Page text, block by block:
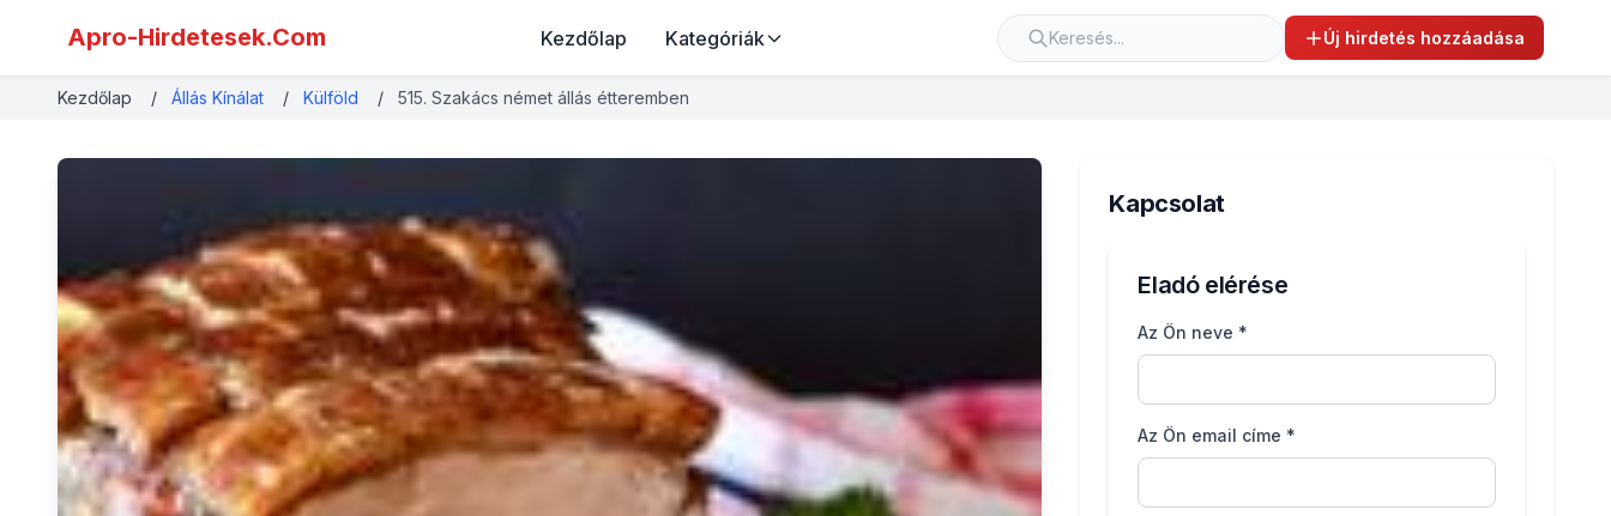
Apro-Hirdetesek.Com Kezdőlap Kategóriák Új hirdetés hozzáadása
Kezdőlap / Állás Kínálat / Külföld / 515. Szakács német állás étteremben
Kapcsolat
Eladó elérése
Az Ön neve *
Az Ön email címe *